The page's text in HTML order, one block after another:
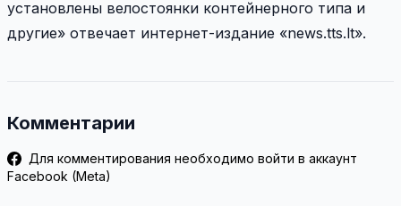
установлены велостоянки контейнерного типа и
другие» отвечает интернет-издание «news.tts.lt».
Комментарии
Для комментирования необходимо войти в аккаунт
Facebook (Meta)